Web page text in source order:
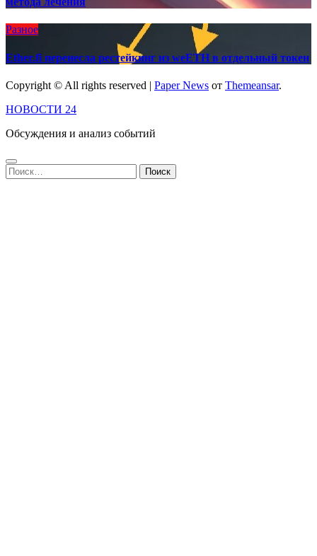
Разное
Ether.fi перенесла рестейкинг из weETH в отдельный токен
Copyright © All rights reserved | Paper News от Themeansar.
НОВОСТИ 24
Обсуждения и анализ событий
Найти: